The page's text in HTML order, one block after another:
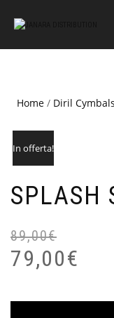
Home/ Diril Cymbals
In offerta!
SPLASH
89,00€
79,00€